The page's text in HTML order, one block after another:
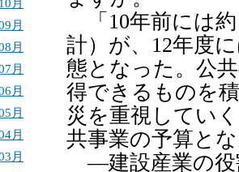
月
月
月
月
月
月
月
月
「10年前には約
計）が、12年度
態となった。公
得できるものを
災を重視してい
共事業の予算と
―建設産業の役